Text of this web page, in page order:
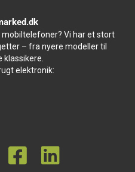
Vi har et stort
– fra nyere modeller til
klassikere.
elektronik: